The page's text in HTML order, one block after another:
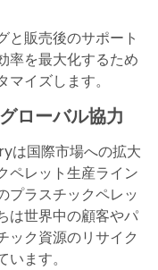
と販売後のサポート
率を最大化するため
イズします。
ローバル協力
は国際市場への拡大
ペレット生産ライン
プラスチックペレッ
は世界中の顧客やパ
ック資源のリサイク
ます。